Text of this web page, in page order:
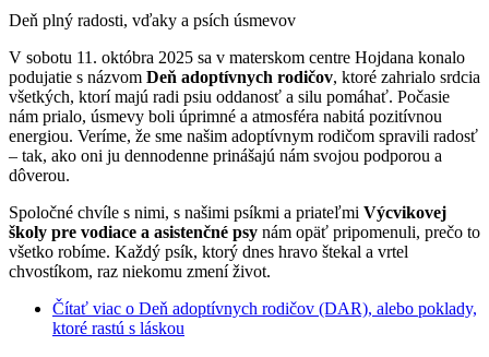
Deň plný radosti, vďaky a psích úsmevov
V sobotu 11. októbra 2025 sa v materskom centre Hojdana konalo
podujatie s názvom Deň adoptívnych rodičov, ktoré zahrialo srdcia
všetkých, ktorí majú radi psiu oddanosť a silu pomáhať. Počasie
nám prialo, úsmevy boli úprimné a atmosféra nabitá pozitívnou
energiou. Veríme, že sme našim adoptívnym rodičom spravili radosť
– tak, ako oni ju dennodenne prinášajú nám svojou podporou a
dôverou.
Spoločné chvíle s nimi, s našimi psíkmi a priateľmi Výcvikovej
školy pre vodiace a asistenčné psy nám opäť pripomenuli, prečo to
všetko robíme. Každý psík, ktorý dnes hravo štekal a vrtel
chvostíkom, raz niekomu zmení život.
Čítať viac o Deň adoptívnych rodičov (DAR), alebo poklady,
ktoré rastú s láskou